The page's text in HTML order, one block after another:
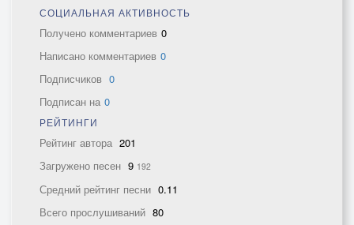
СОЦИАЛЬНАЯ АКТИВНОСТЬ
Получено комментариев 0
Написано комментариев 0
Подписчиков 0
Подписан на 0
РЕЙТИНГИ
Рейтинг автора 201
Загружено песен 9 192
Средний рейтинг песни 0.11
Всего прослушиваний 80